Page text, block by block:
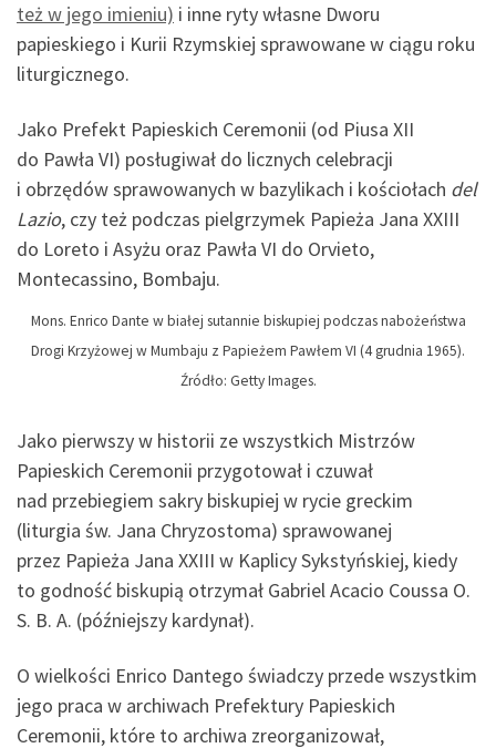
też w jego imieniu) i inne ryty własne Dworu
papieskiego i Kurii Rzymskiej sprawowane w ciągu roku
liturgicznego.
Jako Prefekt Papieskich Ceremonii (od Piusa XII
do Pawła VI) posługiwał do licznych celebracji
i obrzędów sprawowanych w bazylikach i kościołach del
Lazio, czy też podczas pielgrzymek Papieża Jana XXIII
do Loreto i Asyżu oraz Pawła VI do Orvieto,
Montecassino, Bombaju.
Mons. Enrico Dante w białej sutannie biskupiej podczas nabożeństwa
Drogi Krzyżowej w Mumbaju z Papieżem Pawłem VI (4 grudnia 1965).
Źródło: Getty Images.
Jako pierwszy w historii ze wszystkich Mistrzów
Papieskich Ceremonii przygotował i czuwał
nad przebiegiem sakry biskupiej w rycie greckim
(liturgia św. Jana Chryzostoma) sprawowanej
przez Papieża Jana XXIII w Kaplicy Sykstyńskiej, kiedy
to godność biskupią otrzymał Gabriel Acacio Coussa O.
S. B. A. (późniejszy kardynał).
O wielkości Enrico Dantego świadczy przede wszystkim
jego praca w archiwach Prefektury Papieskich
Ceremonii, które to archiwa zreorganizował,